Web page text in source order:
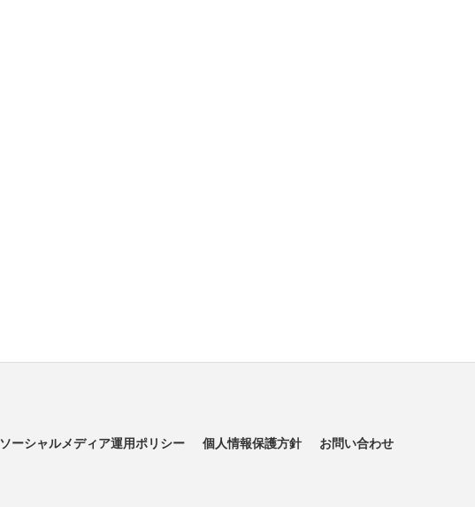
ソーシャルメディア運用ポリシー 個人情報保護方針 お問い合わせ